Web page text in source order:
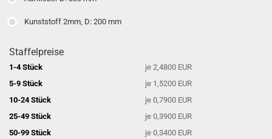
Kunststoff 2mm, D: 200 mm
Staffelpreise
1-4 Stück
je 2,4800 EUR
5-9 Stück
je 1,5200 EUR
10-24 Stück
je 0,7900 EUR
25-49 Stück
je 0,3900 EUR
50-99 Stück
je 0,3400 EUR